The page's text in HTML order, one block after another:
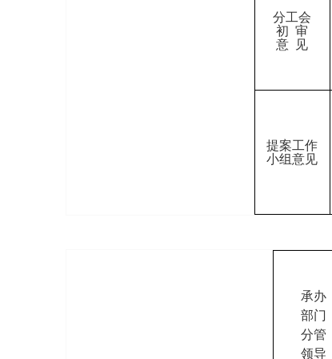
分工会
初 审
意 见
提案工作
小组意见
承办
部门
分管
领导